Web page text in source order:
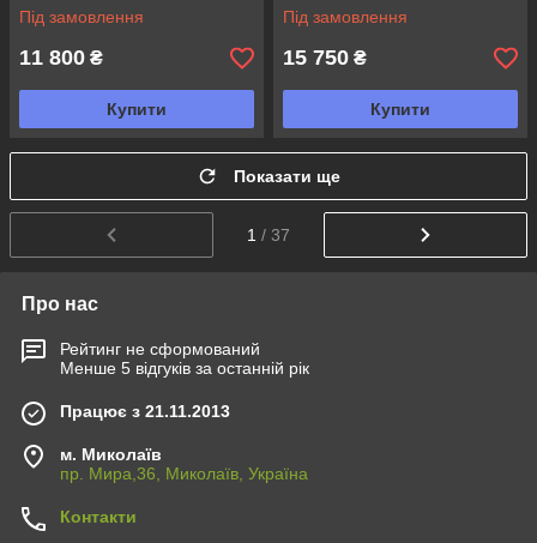
Під замовлення
11 800 ₴
Купити
Під замовлення
15 750 ₴
Купити
Показати ще
1 / 37
Про нас
Рейтинг не сформований
Менше 5 відгуків за останній рік
Працює з 21.11.2013
м. Миколаїв
пр. Мира,36, Миколаїв, Україна
Контакти